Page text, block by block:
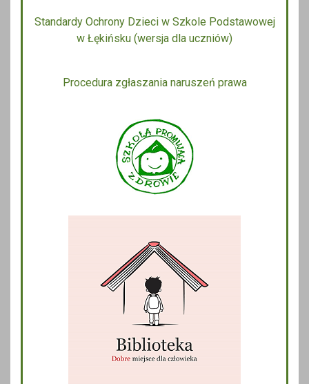
Standardy Ochrony Dzieci w Szkole Podstawowej
w Łękińsku (wersja dla uczniów)
Procedura zgłaszania naruszeń prawa